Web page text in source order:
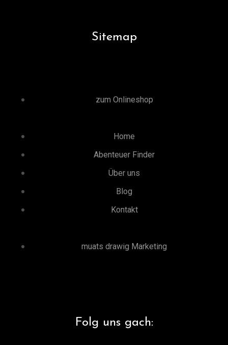
Sitemap
zum Onlineshop
Home
Abenteuer Finder
Über uns
Blog
Kontakt
muats drawig Marketing
Folg uns gach: